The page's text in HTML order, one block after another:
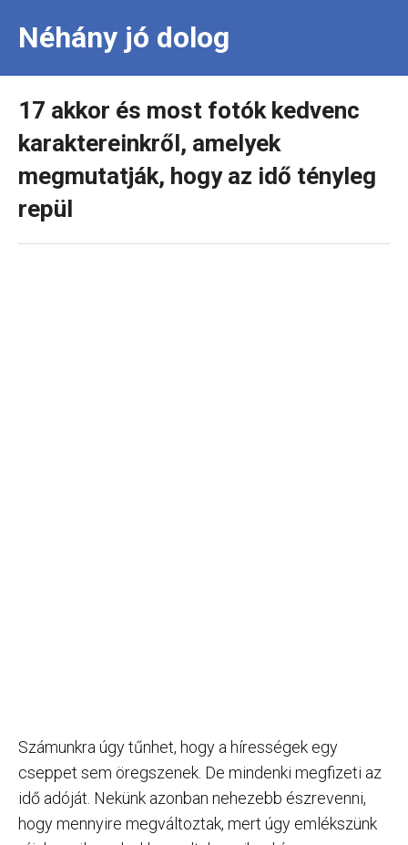
Néhány jó dolog
17 akkor és most fotók kedvenc
karaktereinkről, amelyek
megmutatják, hogy az idő tényleg
repül
Számunkra úgy tűnhet, hogy a hírességek egy
cseppet sem öregszenek. De mindenki megfizeti az
idő adóját. Nekünk azonban nehezebb észrevenni,
hogy mennyire megváltoztak, mert úgy emlékszünk